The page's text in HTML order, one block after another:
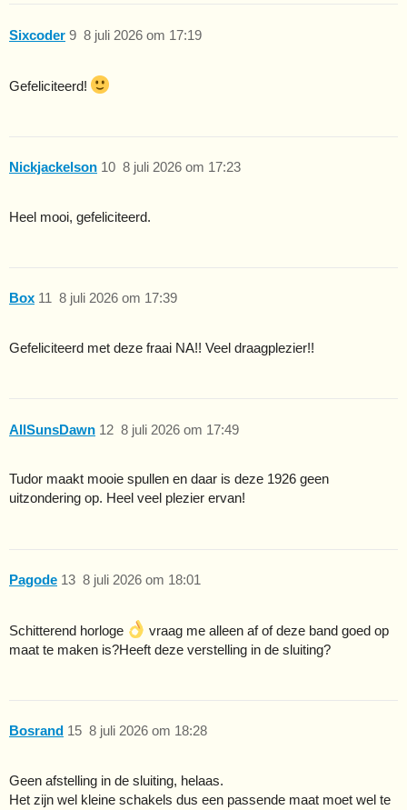
Sixcoder 8 juli 2026 om 17:19
9
Gefeliciteerd!
Nickjackelson 8 juli 2026 om 17:23
10
Heel mooi, gefeliciteerd.
Box 8 juli 2026 om 17:39
11
Gefeliciteerd met deze fraai NA!! Veel draagplezier!!
AllSunsDawn 8 juli 2026 om 17:49
12
Tudor maakt mooie spullen en daar is deze 1926 geen
uitzondering op. Heel veel plezier ervan!
Pagode 8 juli 2026 om 18:01
13
Schitterend horloge
vraag me alleen af of deze band goed op
maat te maken is?Heeft deze verstelling in de sluiting?
Bosrand 8 juli 2026 om 18:28
15
Geen afstelling in de sluiting, helaas.
Het zijn wel kleine schakels dus een passende maat moet wel te